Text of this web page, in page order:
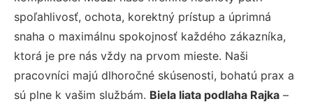
spoľahlivosť, ochota, korektný prístup a úprimná
snaha o maximálnu spokojnosť každého zákazníka,
ktorá je pre nás vždy na prvom mieste. Naši
pracovníci majú dlhoročné skúsenosti, bohatú prax a
sú plne k vašim službám. Biela liata podlaha Rajka –